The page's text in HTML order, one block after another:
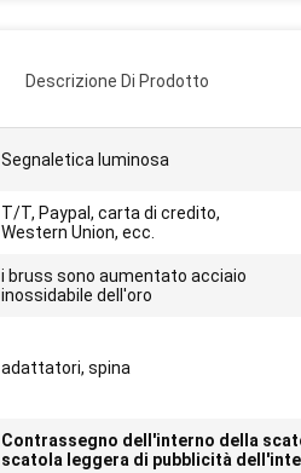
Descrizione Di Prodotto
Segnaletica luminosa
T/T, Paypal, carta di credito,
Western Union, ecc.
i bruss sono aumentato acciaio
inossidabile dell'oro
adattatori, spina
Contrassegno dell'interno della
scatola leggera di pubblicità